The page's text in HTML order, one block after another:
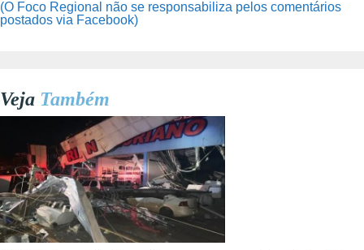
(O Foco Regional não se responsabiliza pelos comentários
postados via Facebook)
Veja Também